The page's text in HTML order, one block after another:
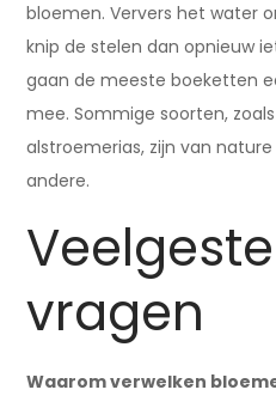
bloemen. Ververs het water
knip de stelen dan opnieuw
gaan de meeste boeketten
mee. Sommige soorten,
alstroemerias, zijn van
andere.
vragen
Waarom verwelken